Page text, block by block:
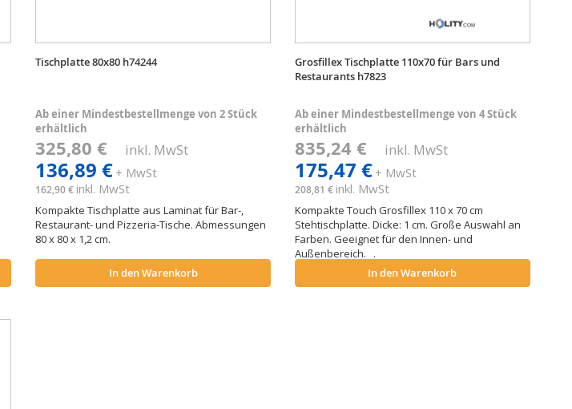
Tischplatte 80x80 h74244
Ab einer Mindestbestellmenge von 2 Stück
erhältlich
325,80 € inkl. MwSt
136,89 €+ MwSt
162,90 € inkl. MwSt
Kompakte Tischplatte aus Laminat für Bar-,
Restaurant- und Pizzeria-Tische. Abmessungen
80 x 80 x 1,2 cm.
In den Warenkorb
Grosfillex Tischplatte 110x70 für Bars und
Restaurants h7823
Ab einer Mindestbestellmenge von 4 Stück
erhältlich
835,24 € inkl. MwSt
175,47 €+ MwSt
208,81 € inkl. MwSt
Kompakte Touch Grosfillex 110 x 70 cm
Stehtischplatte. Dicke: 1 cm. Große Auswahl an
Farben. Geeignet für den Innen- und
Außenbereich. .
In den Warenkorb